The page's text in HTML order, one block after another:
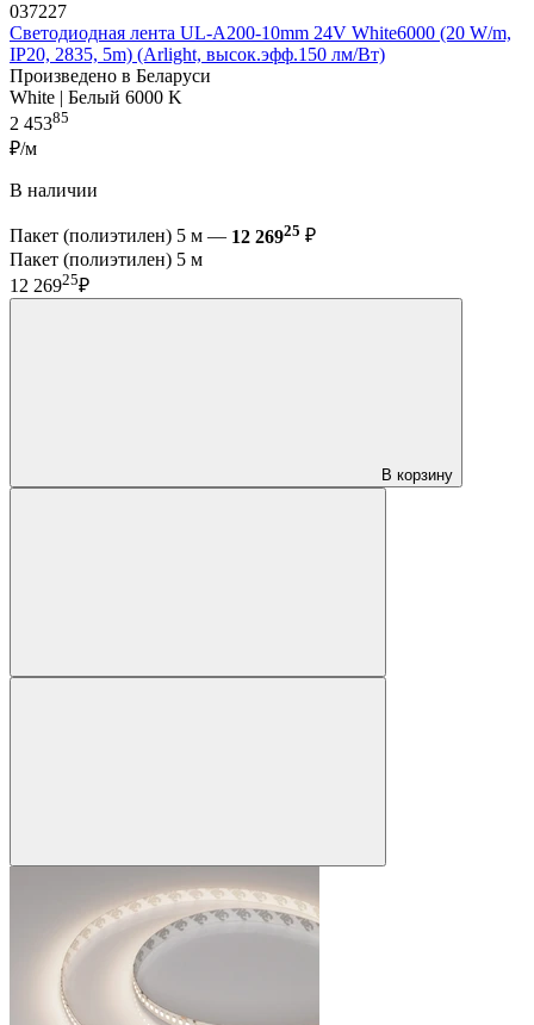
037227
Светодиодная лента UL-A200-10mm 24V White6000 (20 W/m,
IP20, 2835, 5m) (Arlight, высок.эфф.150 лм/Вт)
Произведено в Беларуси
White | Белый 6000 K
2 45385
₽/м
В наличии
Пакет (полиэтилен) 5 м — 12 26925 ₽
Пакет (полиэтилен) 5 м
12 26925₽
В корзину